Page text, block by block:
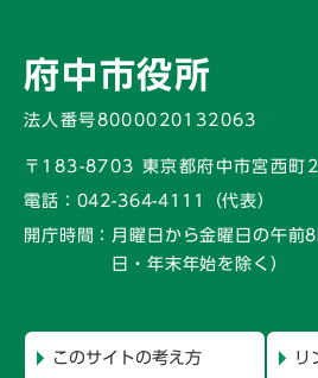
府中市役所
法人番号8000020132063
〒183-8703 東京都府中市宮西町
電話： 042-364-4111（代表）
開庁時間： 月曜日から金曜日の午前
日・年末年始を除く）
このサイトの考え方 リ